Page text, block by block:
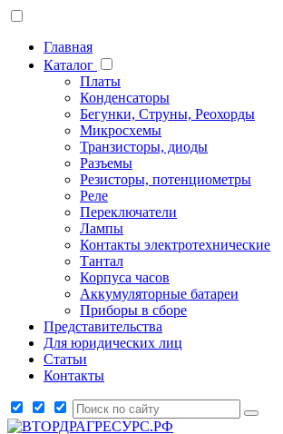
Главная
Каталог
Платы
Конденсаторы
Бегунки, Струны, Реохорды
Микросхемы
Транзисторы, диоды
Разъемы
Резисторы, потенциометры
Реле
Переключатели
Лампы
Контакты электротехнические
Тантал
Корпуса часов
Аккумуляторные батареи
Приборы в сборе
Представительства
Для юридических лиц
Статьи
Контакты